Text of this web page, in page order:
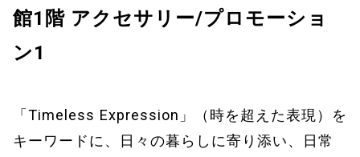
館1階 アクセサリー/プロモーショ
ン1
「Timeless Expression」（時を超えた表現）を
キーワードに、日々の暮らしに寄り添い、日常